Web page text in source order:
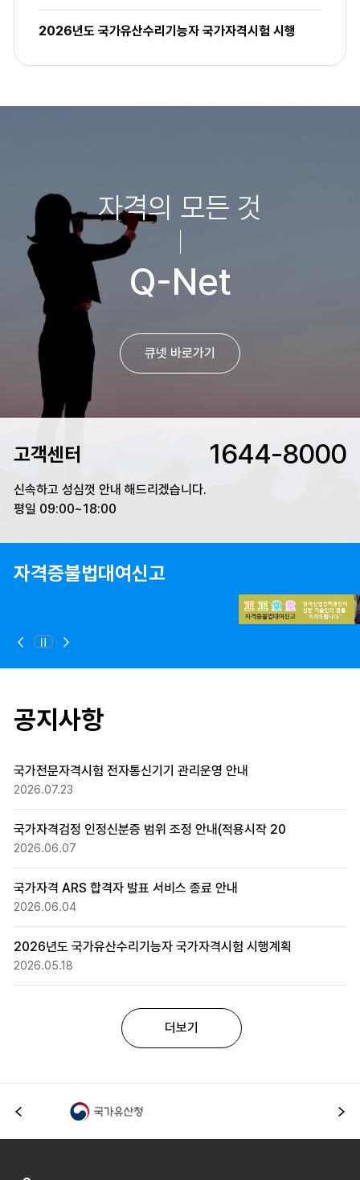
2026년도 국가유산수리기능자 국가자격시험 시행
자격의 모든 것
Q-Net
큐넷 바로가기
고객센터 1644-8000
신속하고 성심껏 안내 해드리겠습니다.
평일 09:00~18:00
자격증불법대여신고
이전정지
공지사항
국가전문자격시험 전자통신기기 관리운영 안내
2026.07.23
국가자격검정 인정신분증 범위 조정 안내(적용시작 20
2026.06.07
국가자격 ARS 합격자 발표 서비스 종료 안내
2026.06.04
2026년도 국가유산수리기능자 국가자격시험 시행계획
2026.05.18
더보기
이전